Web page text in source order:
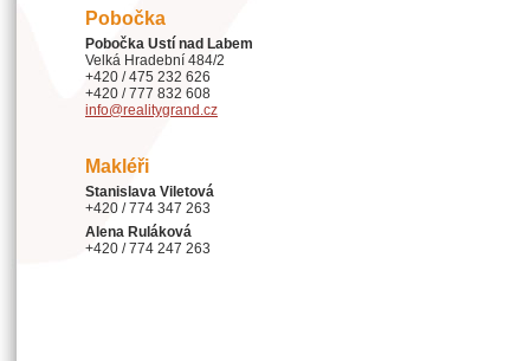
Pobočka
Pobočka Ustí nad Labem
Velká Hradební 484/2
+420 / 475 232 626
+420 / 777 832 608
info@realitygrand.cz
Makléři
Stanislava Viletová
+420 / 774 347 263
Alena Ruláková
+420 / 774 247 263